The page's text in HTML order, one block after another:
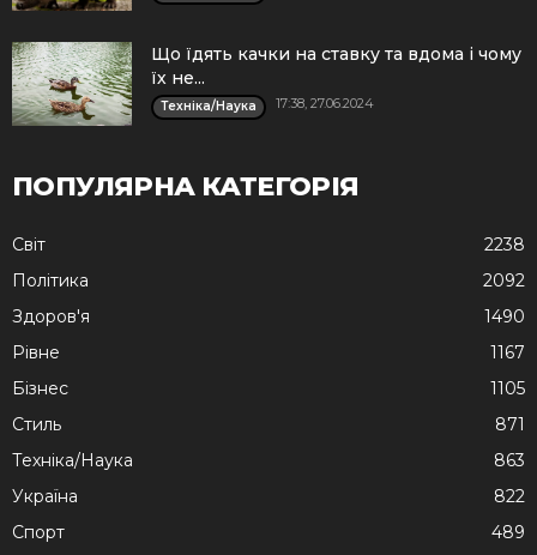
Що їдять качки на ставку та вдома і чому
їх не...
Техніка/Наука 17:38, 27.06.2024
ПОПУЛЯРНА КАТЕГОРІЯ
Cвіт
2238
Політика
2092
Здоров'я
1490
Рівне
1167
Бізнес
1105
Стиль
871
Техніка/Наука
863
Україна
822
Спорт
489